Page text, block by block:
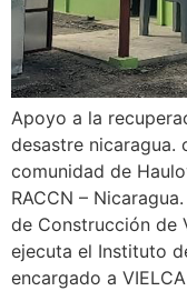
Apoyo a la
desastre nicaragua.
comunidad de
RACCN –
de Construcción de
ejecuta el Instituto
encargado a